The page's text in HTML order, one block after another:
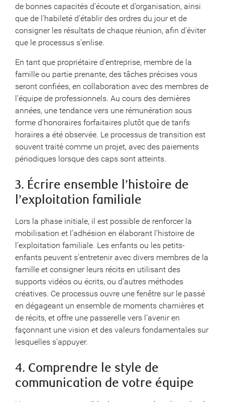
de bonnes capacités d’écoute et d’organisation, ainsi
que de l’habileté d’établir des ordres du jour et de
consigner les résultats de chaque réunion, afin d’éviter
que le processus s’enlise.
En tant que propriétaire d’entreprise, membre de la
famille ou partie prenante, des tâches précises vous
seront confiées, en collaboration avec des membres de
l’équipe de professionnels. Au cours des dernières
années, une tendance vers une rémunération sous
forme d’honoraires forfaitaires plutôt que de tarifs
horaires a été observée. Le processus de transition est
souvent traité comme un projet, avec des paiements
périodiques lorsque des caps sont atteints.
3. Écrire ensemble l’histoire de
l’exploitation familiale
Lors la phase initiale, il est possible de renforcer la
mobilisation et l’adhésion en élaborant l’histoire de
l’exploitation familiale. Les enfants ou les petits-
enfants peuvent s’entretenir avec divers membres de la
famille et consigner leurs récits en utilisant des
supports vidéos ou écrits, ou d’autres méthodes
créatives. Ce processus ouvre une fenêtre sur le passé
en dégageant un ensemble de moments charnières et
de récits, et offre une passerelle vers l’avenir en
façonnant une vision et des valeurs fondamentales sur
lesquelles s’appuyer.
4. Comprendre le style de
communication de votre équipe